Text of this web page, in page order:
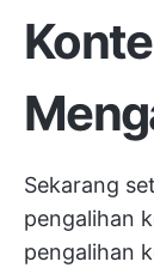
Sekarang
pengalihan
pengalihan